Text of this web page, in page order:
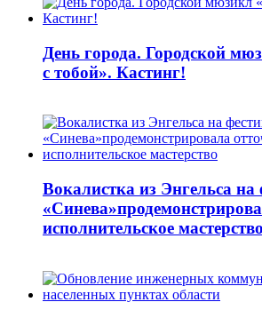
День города. Городской
с тобой». Кастинг!
Вокалистка из Энгельса на
исполнительское мастерство